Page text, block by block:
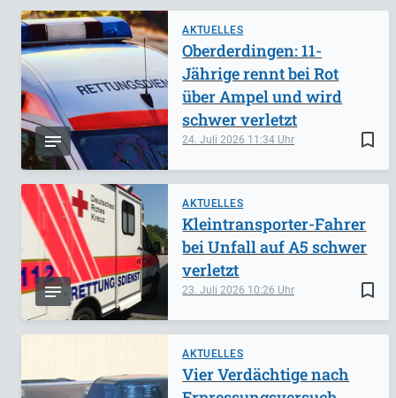
AKTUELLES
bookmark_border
24. Juli 2026 11:34
Oberderdingen: 11-
Jährige rennt bei Rot
über Ampel und wird
schwer verletzt
AKTUELLES
bookmark_border
23. Juli 2026 10:26
Kleintransporter-Fahrer
bei Unfall auf A5 schwer
verletzt
AKTUELLES
Vier Verdächtige nach